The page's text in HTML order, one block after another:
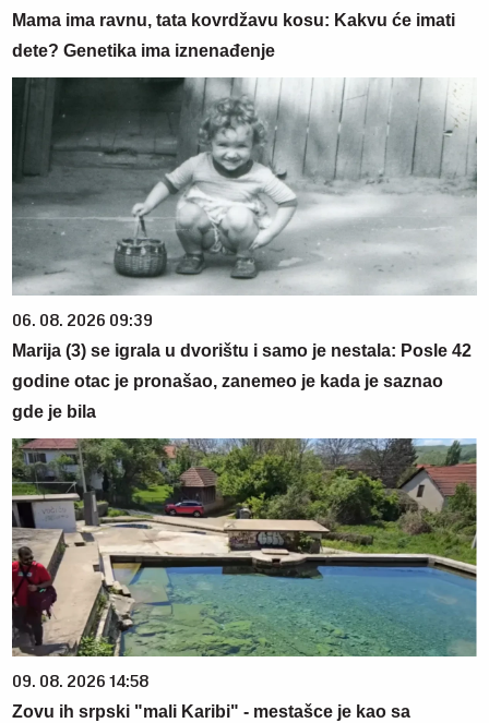
Mama ima ravnu, tata kovrdžavu kosu: Kakvu će imati
dete? Genetika ima iznenađenje
06. 08. 2026 09:39
Marija (3) se igrala u dvorištu i samo je nestala: Posle 42
godine otac je pronašao, zanemeo je kada je saznao
gde je bila
09. 08. 2026 14:58
Zovu ih srpski "mali Karibi" - mestašce je kao sa